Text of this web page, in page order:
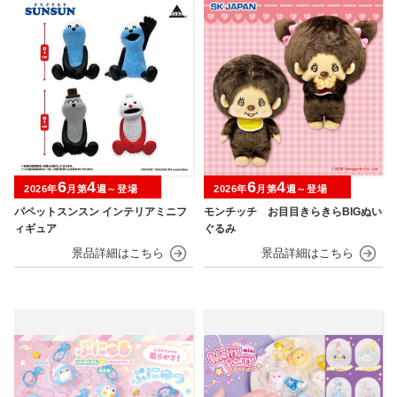
パペットスンスン インテリアミニフ
ィギュア
2026年6月第4週～登場
モンチッチ お目目きらきらBIGぬい
ぐるみ
2026年6月第4週～登場